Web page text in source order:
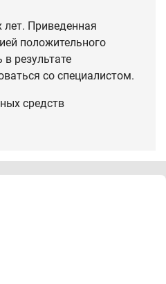
Приведенная
положительного
результате
со специалистом.
средств